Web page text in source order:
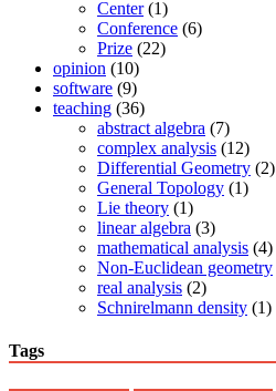
Center(1)
Conference (6)
Prize (22)
opinion (10)
software (9)
teaching (36)
abstract algebra (7)
complex analysis (12)
Differential Geometry (2)
General Topology (1)
Lie theory (1)
linear algebra (3)
mathematical analysis (4)
Non-Euclidean geometry
real analysis (2)
Schnirelmann density (1)
Tags